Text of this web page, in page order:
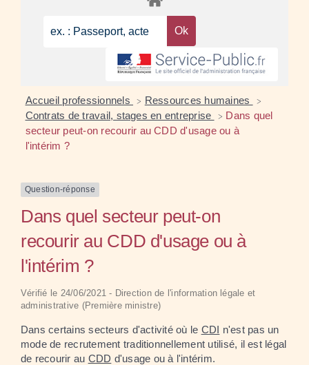
Accueil professionnels > Ressources humaines >
Contrats de travail, stages en entreprise > Dans quel
secteur peut-on recourir au CDD d'usage ou à
l'intérim ?
Question-réponse
Dans quel secteur peut-on
recourir au CDD d'usage ou à
l'intérim ?
Vérifié le 24/06/2021 - Direction de l'information légale et
administrative (Première ministre)
Dans certains secteurs d'activité où le CDI n'est pas un
mode de recrutement traditionnellement utilisé, il est légal
de recourir au CDD d'usage ou à l'intérim.